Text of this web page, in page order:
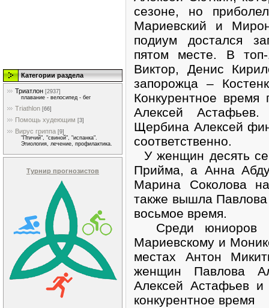
Категории раздела
Триатлон [2937]
плавание - велосипед - бег
Triathlon [66]
Помощь худеющим [3]
Вирус гриппа [9]
"Птичий", "свиной", "испанка".
Этиология, лечение, профилактика.
Турнир прогнозистов
сезоне, но
Мариевский и
подиум достался
пятом месте. В
Виктор, Денис
запорожца –
Конкурентное время
Алексей
Щербина Алексей
соответственно.
У женщин десять
Прийма, а Анна
Марина Соколова
также вышла Павлова
восьмое время.
Среди юниоров
Мариевскому и
местах Антон
женщин Павлова
Алексей Астафьев и
конкурентное время